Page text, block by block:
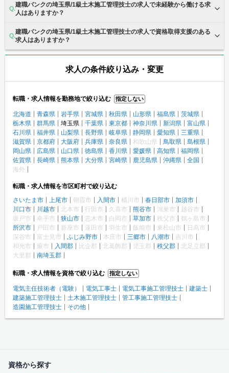
建職バンクの埼玉県/1級土木施工管理技士の求人で未経験から働ける求
人はありますか？
建職バンクの埼玉県/1級土木施工管理技士の求人で資格取得支援のある
求人はありますか？
求人の条件絞り込み・変更
転職・求人情報を勤務地で絞り込む 指定しない
北海道 青森県 岩手県 宮城県 秋田県 山形県 福島県
茨城県
栃木県
群馬県 埼玉県 千葉県 東京都 神奈川県 新潟県
富山県
石川県
福井県 山梨県 長野県 岐阜県 静岡県 愛知県
三重県
滋賀県
京都府 大阪府 兵庫県 奈良県 和歌山県 鳥取県
島根県
岡山県
広島県 山口県 徳島県 香川県 愛媛県 高知県
福岡県
佐賀県
長崎県 熊本県 大分県 宮崎県 鹿児島県 沖縄県
全国
海外
転職・求人情報を市区町村で絞り込む
さいたま市
上尾市 朝霞市 入間市 桶川市 春日部市
加須市
川口市
川越市 北本市 行田市 久喜市 熊谷市 鴻巣市
越谷市
坂戸市
幸手市 狭山市 志木市 白岡市 草加市 秩父市
鶴ヶ島市
所沢市
戸田市 新座市 蓮田市 羽生市 飯能市 東松山市
日高市
深谷市
富士見市 ふじみ野市 本庄市 三郷市 八潮市
吉川市
和光市
蕨市 入間郡 比企郡 北葛飾郡 児玉郡 秩父郡
北足立郡
大里郡
南埼玉郡
転職・求人情報を資格で絞り込む 指定しない
電気主任技術者（電験） 電気工事士 電気工事施工管理技士
建築士
建築施工管理技士
土木施工管理技士
管工事施工管理技士
造園施工管理技士
その他
資格から探す